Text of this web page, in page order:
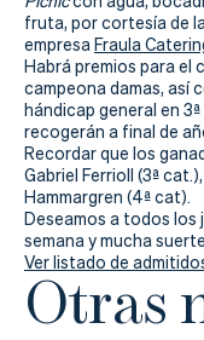
Tienda
fruta, por cortesía de
empresa Fraula
Habrá premios para el
campeona damas, así
hándicap general en
recogerán a final de
Recordar que los
Gabriel Ferrioll (3ª
Hammargren (4ª cat).
Deseamos a todos los
semana y mucha
Ver listado de
Otras